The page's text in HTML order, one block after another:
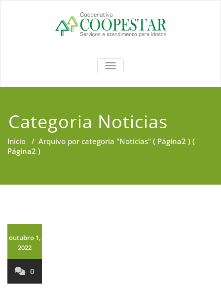
Coopestar
TOGGLE NAVIGATION
Categoria Noticias
Início / Arquivo por categoria "Noticias" ( Página2 ) (
Página2 )
outubro 1,
2022
0